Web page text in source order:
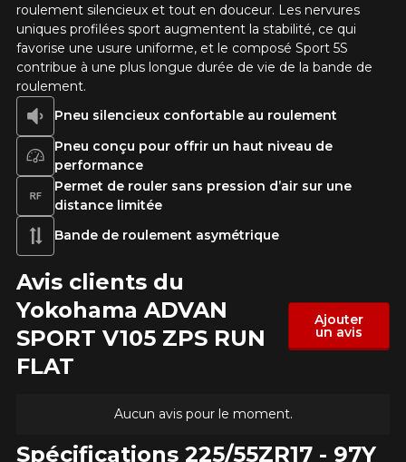
roulement silencieux et tout en douceur. Les nervures
uniques profilées sport augmentent la stabilité, ce qui
favorise une usure uniforme, et le composé Sport 5S
contribue à une plus longue durée de vie de la bande de
roulement.
Pneu silencieux confortable au roulement
Pneu conçu pour offrir un haut niveau de
performance
Permet de rouler sans pression d’air sur une
distance limitée
Bande de roulement asymétrique
Avis clients du
Yokohama ADVAN
SPORT V105 ZPS RUN
FLAT
Ajouter
un avis
Aucun avis pour le moment.
Spécifications 225/55ZR17 - 97Y
Nom
Courriel
Votre véhicule
Année
Marque